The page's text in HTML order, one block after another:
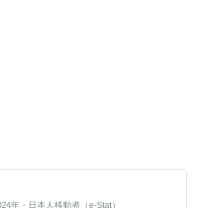
年・日本人移動者（e-Stat）